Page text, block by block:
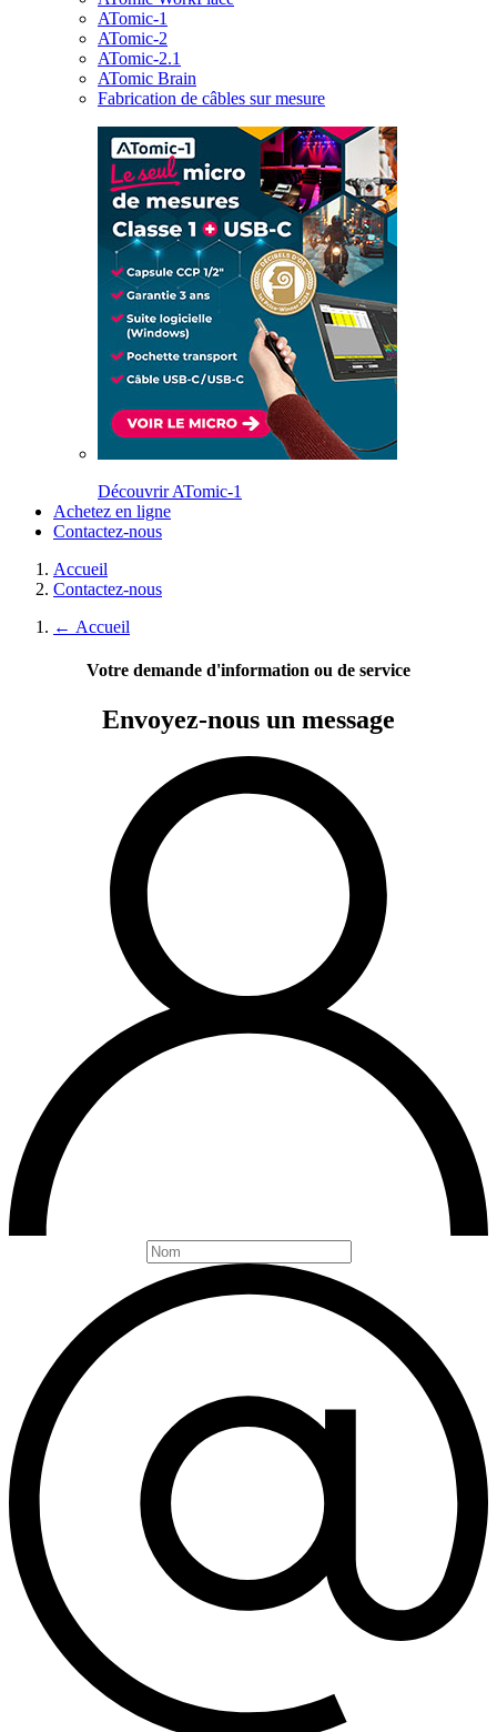
ATomic-1
ATomic-2
ATomic-2.1
ATomic Brain
Fabrication de câbles sur mesure
Découvrir ATomic-1
Achetez en ligne
Contactez-nous
Accueil
Contactez-nous
← Accueil
Votre demande d'information ou de service
Envoyez-nous un message